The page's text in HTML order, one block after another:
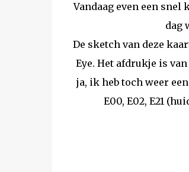
Vandaag even een
dag
De sketch van deze
Eye. Het afdrukje is
ja, ik heb toch weer
E00, E02, E21